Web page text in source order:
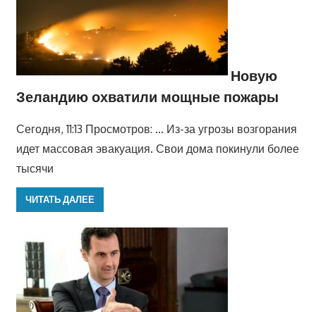
Новую
Зеландию охватили мощные пожары
Сегодня, 11:13 Просмотров: … Из-за угрозы возгорания
идет массовая эвакуация. Свои дома покинули более
тысячи
ЧИТАТЬ ДАЛЕЕ